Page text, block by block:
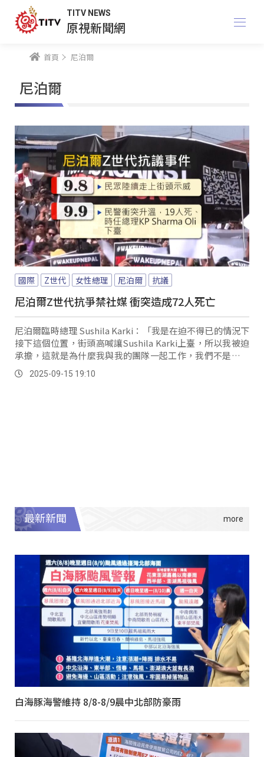
TITV NEWS
原視新聞網
首頁 尼泊爾
尼泊爾
國際 Z世代 女性總理 尼泊爾 抗議
尼泊爾Z世代抗爭禁社媒 衝突造成72人死亡
尼泊爾臨時總理 Sushila Karki：「我是在迫不得已的情況下
接下這個位置，街頭高喊讓Sushila Karki上臺，所以我被迫
承擔，這就是為什麼我與我的團隊一起工作，我們不是來享
受權力的，我的年紀也無法這樣做，我們是被要求接下這份
責任，我們是來為國家服務的，而且我們只有六個月，不會
2025-09-15 19:10
最新新聞
白海豚海警維持 8/8-8/9晨中北部防豪雨